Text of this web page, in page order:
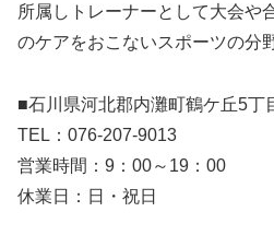
所属しトレーナーとして大会や
のケアをおこないスポーツの分
■石川県河北郡内灘町鶴ケ丘5丁
TEL：076-207-9013
営業時間：9：00～19：00
休業日：日・祝日